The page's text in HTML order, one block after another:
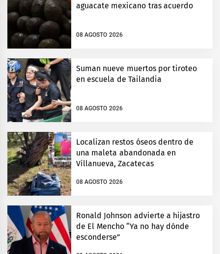
aguacate mexicano tras acuerdo
08 AGOSTO 2026
Suman nueve muertos por tiroteo
en escuela de Tailandia
08 AGOSTO 2026
Localizan restos óseos dentro de
una maleta abandonada en
Villanueva, Zacatecas
08 AGOSTO 2026
Ronald Johnson advierte a hijastro
de El Mencho “Ya no hay dónde
esconderse”